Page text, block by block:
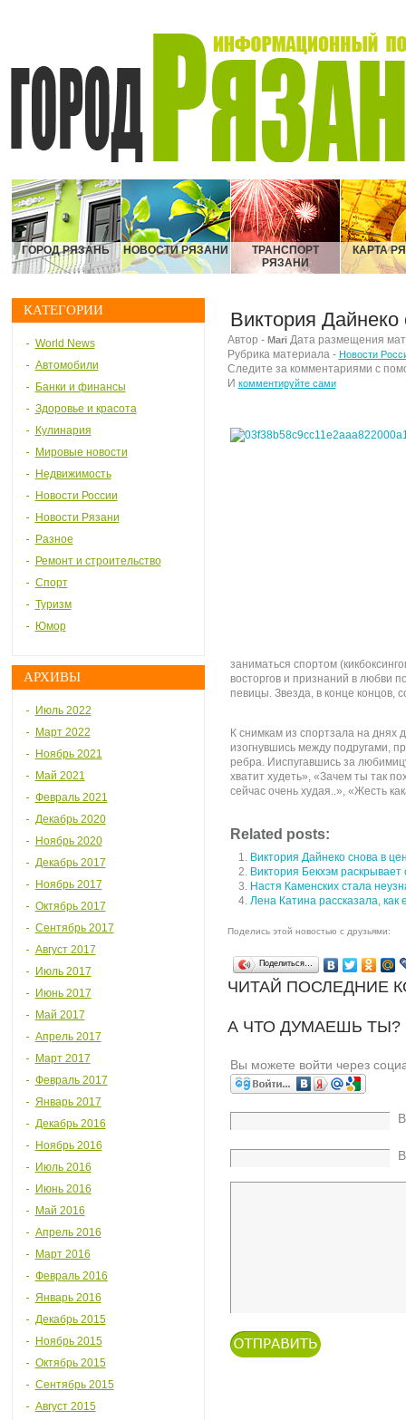
ГОРОД РЯЗАНЬ НОВОСТИ РЯЗАНИ
ТРАНСПОРТ
РЯЗАНИ
КАРТА
КАТЕГОРИИ
World News
Автомобили
Банки и финансы
Здоровье и красота
Кулинария
Мировые новости
Недвижимость
Новости России
Новости Рязани
Разное
Ремонт и строительство
Спорт
Туризм
Юмор
АРХИВЫ
Июль 2022
Март 2022
Ноябрь 2021
Май 2021
Февраль 2021
Декабрь 2020
Ноябрь 2020
Декабрь 2017
Ноябрь 2017
Октябрь 2017
Сентябрь 2017
Август 2017
Июль 2017
Июнь 2017
Май 2017
Апрель 2017
Март 2017
Февраль 2017
Январь 2017
Декабрь 2016
Ноябрь 2016
Июль 2016
Июнь 2016
Май 2016
Апрель 2016
Март 2016
Февраль 2016
Январь 2016
Декабрь 2015
Ноябрь 2015
Октябрь 2015
Сентябрь 2015
Август 2015
Виктория Дайнеко
Автор - MariДата размещения
Рубрика материала - Новости
Следите за комментариями с
И комментируйте сами
заниматься спортом
восторгов и признаний в любви
певицы. Звезда, в конце концов,
К снимкам из спортзала на днях
изогнувшись между подругами,
ребра. Ииспугавшись за
хватит худеть», «Зачем ты так
сейчас очень худая..», «Жесть
Related posts:
Виктория Дайнеко снова в
Виктория Бекхэм
Настя Каменских стала
Лена Катина рассказала, как
Поделись этой новостью с друзьями:
Поделиться…
ЧИТАЙ ПОСЛЕДНИЕ
А ЧТО ДУМАЕШЬ
Вы можете войти через